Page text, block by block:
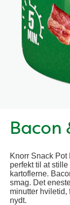
Bacon
Knorr Snack
perfekt til at
kartoflerne.
smag. Det
minutter
nydt.